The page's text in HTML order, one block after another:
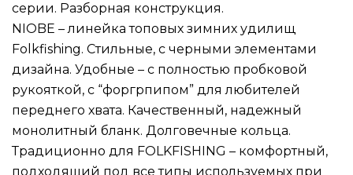
серии. Разборная конструкция.
NIOBE – линейка топовых зимних удилищ
Folkfishing. Стильные, с черными элементами
дизайна. Удобные – с полностью пробковой
рукояткой, с “форгрпипом” для любителей
переднего хвата. Качественный, надежный
монолитный бланк. Долговечные кольца.
Традиционно для FOLKFISHING – комфортный,
подходящий под все типы используемых при